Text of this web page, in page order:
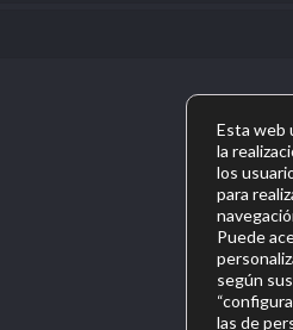
Esta web
la
los
para
Puede
según
las de